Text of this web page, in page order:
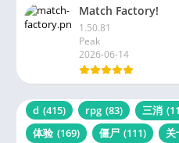
Match Factory!
1.50.81
Peak
2026-06-14
d (415) rpg (83) 三消
体验 (169) 僵尸 (111) 关